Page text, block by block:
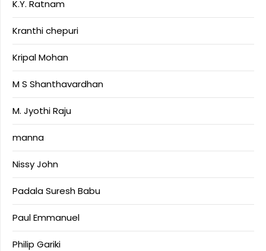
K.Y. Ratnam
Kranthi chepuri
Kripal Mohan
M S Shanthavardhan
M. Jyothi Raju
manna
Nissy John
Padala Suresh Babu
Paul Emmanuel
Philip Gariki